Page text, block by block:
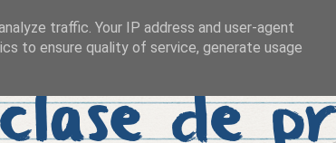
traffic. Your IP address and user-agent
to ensure quality of service, generate usage